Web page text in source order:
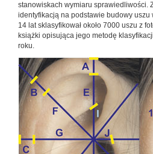
stanowiskach wymiaru sprawiedliwości.
identyfikacją na podstawie budowy uszu
14 lat sklasyfikował około 7000 uszu z
książki opisująca jego metodę
roku.